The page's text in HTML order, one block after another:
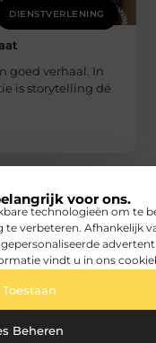
voor ons.
technologieën om te
verbeteren. Afhankelijk
vindt u in ons
Beheren
DIENSTVERLENING
goed verhaal. In
is storytelling dé
DIENSTVERLENING